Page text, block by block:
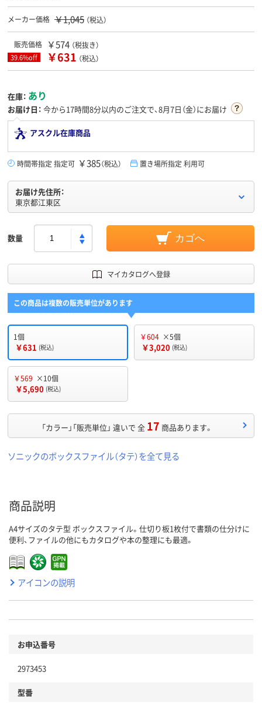
メーカー価格 ￥1,045 （税込）
販売価格 ￥574 （税抜き）
39.6%off ￥631 （税込）
在庫： あり
お届け日： 今から17時間8分以内のご注文で、8月7日（金）にお届け
アスクル在庫商品
時間帯指定 指定可 ￥385（税込） 置き場所指定 利用可
お届け先住所：
東京都江東区
数量 カゴへ
マイカタログへ登録
この商品は複数の販売単位があります
1個
￥631 (税込)
￥604 ×5個
￥3,020 (税込)
￥569 ×10個
￥5,690 (税込)
「カラー」「販売単位」 違いで 全 17 商品あります。
ソニックのボックスファイル（タテ）を全て見る
商品説明
A4サイズのタテ型 ボックスファイル。仕切り板1枚付で書類の仕分けに
便利、ファイルの他にもカタログや本の整理にも最適。
アイコンの説明
お申込番号
2973453
型番